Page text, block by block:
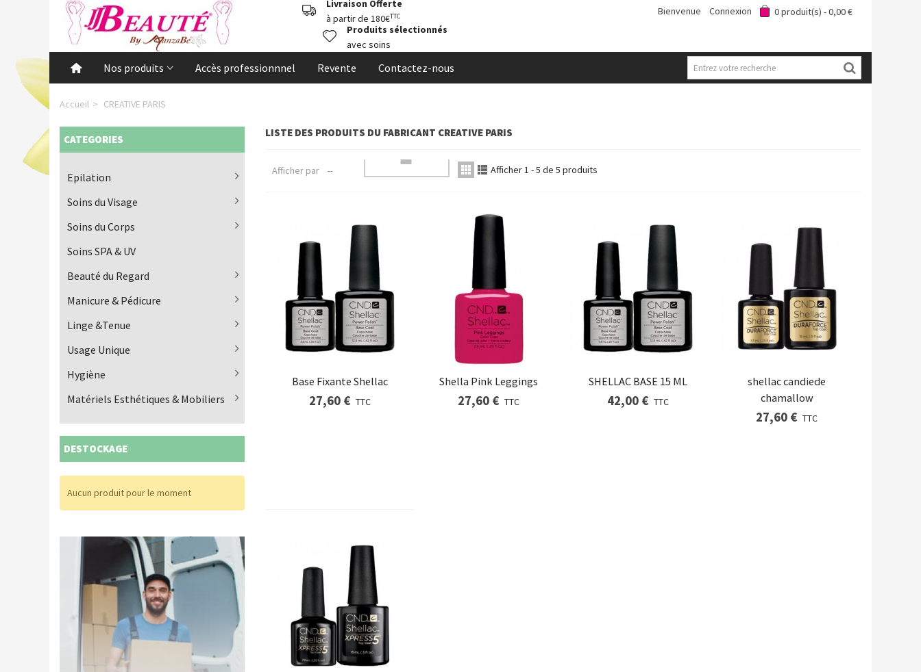
Livraison Offerte
à partir de 180€TTC
Produits sélectionnés
avec soins
0produit(s) -0,00 €
Connexion
Bienvenue
Nos produits Accès professionnnel Revente Contactez-nous
Accueil > CREATIVE PARIS
CATEGORIES
Epilation
Soins du Visage
Soins du Corps
Soins SPA & UV
Beauté du Regard
Manicure & Pédicure
Linge &Tenue
Usage Unique
Hygiène
Matériels Esthétiques & Mobiliers
DESTOCKAGE
Aucun produit pour le moment
LISTE DES PRODUITS DU FABRICANT CREATIVE PARIS
Afficher par -- Afficher 1 - 5 de 5 produits
Base Fixante Shellac
27,60 € TTC
Shella Pink Leggings
27,60 € TTC
SHELLAC BASE 15 ML
42,00 € TTC
shellac candiede
chamallow
27,60 € TTC